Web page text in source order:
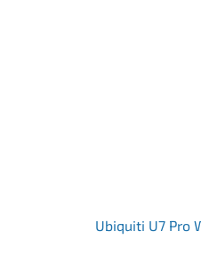
Ubiquiti U7 Pro